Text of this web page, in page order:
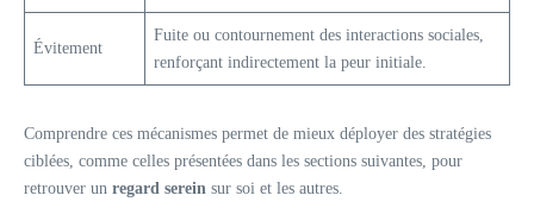
Évitement
Fuite ou contournement des interactions sociales,
renforçant indirectement la peur initiale.
Comprendre ces mécanismes permet de mieux déployer des stratégies
ciblées, comme celles présentées dans les sections suivantes, pour
retrouver un regard serein sur soi et les autres.